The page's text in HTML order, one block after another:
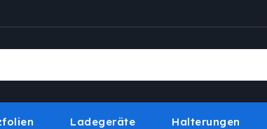
Ladegeräte Halterungen